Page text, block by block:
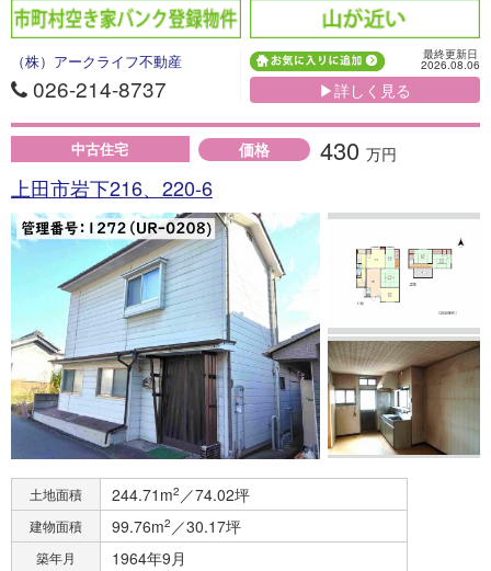
（株）アークライフ不動産
026-214-8737
最終更新日
2026.08.06
▶詳しく見る
中古住宅 価格 430 万円
上田市岩下216、220-6
土地面積 244.71m2 ／74.02坪
建物面積 99.76m2 ／30.17坪
築年月 1964年9月